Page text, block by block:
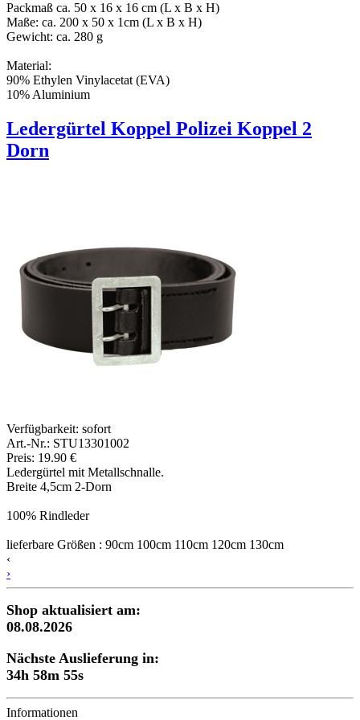
Packmaß ca. 50 x 16 x 16 cm (L x B x H)
Maße: ca. 200 x 50 x 1cm (L x B x H)
Gewicht: ca. 280 g
Material:
90% Ethylen Vinylacetat (EVA)
10% Aluminium
Ledergürtel Koppel Polizei Koppel 2
Dorn
Verfügbarkeit: sofort
Art.-Nr.: STU13301002
Preis: 19.90 €
Ledergürtel mit Metallschnalle.
Breite 4,5cm 2-Dorn
100% Rindleder
lieferbare Größen : 90cm 100cm 110cm 120cm 130cm
‹
›
Shop aktualisiert am:
08.08.2026
Nächste Auslieferung in:
34h 58m 54s
Informationen